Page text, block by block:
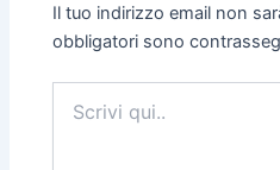
Il tuo indirizzo email non
obbligatori sono
qui..